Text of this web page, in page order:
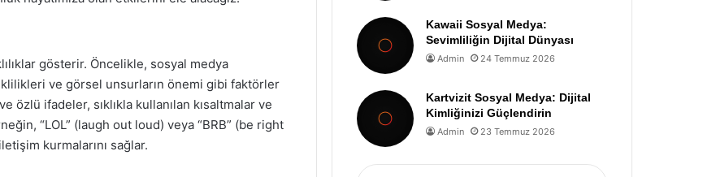
gösterir. Öncelikle, sosyal medya
ve görsel unsurların önemi gibi faktörler
ifadeler, sıklıkla kullanılan kısaltmalar ve
“LOL” (laugh out loud) veya “BRB” (be right
kurmalarını sağlar.
Kawaii Sosyal Medya:
Sevimliliğin Dijital Dünyası
Admin 24 Temmuz 2026
Kartvizit Sosyal Medya: Dijital
Kimliğinizi Güçlendirin
Admin 23 Temmuz 2026